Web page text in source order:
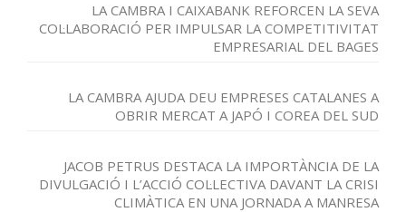
LA CAMBRA I CAIXABANK REFORCEN LA SEVA
COL·LABORACIÓ PER IMPULSAR LA COMPETITIVITAT
EMPRESARIAL DEL BAGES
LA CAMBRA AJUDA DEU EMPRESES CATALANES A
OBRIR MERCAT A JAPÓ I COREA DEL SUD
JACOB PETRUS DESTACA LA IMPORTÀNCIA DE LA
DIVULGACIÓ I L’ACCIÓ COL·LECTIVA DAVANT LA CRISI
CLIMÀTICA EN UNA JORNADA A MANRESA